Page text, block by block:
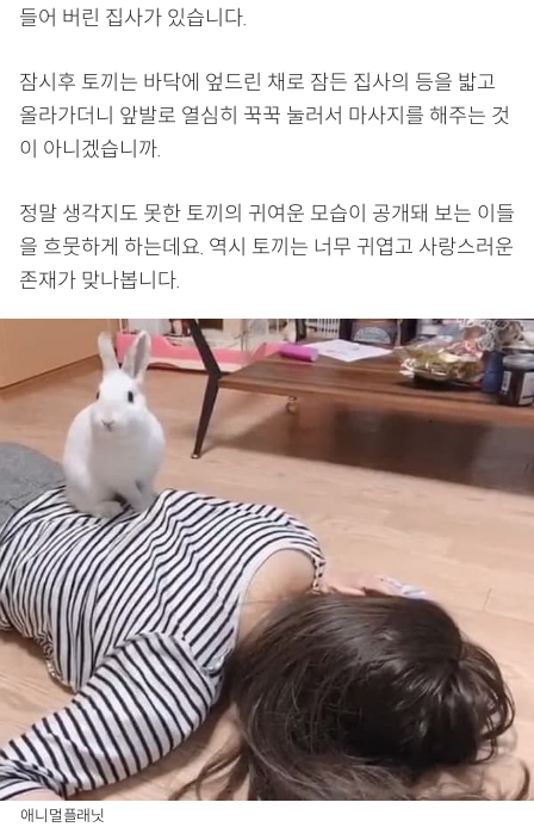
들어 버린 집사가 있습니다.
잠시후 토끼는 바닥에 엎드린 채로 잠든 집사의 등을 밟고
올라가더니 앞발로 열심히 꾹꾹 눌러서 마사지를 해주는 것
이 아니겠습니까.
정말 생각지도 못한 토끼의 귀여운 모습이 공개돼 보는 이들
을 흐뭇하게 하는데요. 역시 토끼는 너무 귀엽고 사랑스러운
존재가 맞나봅니다.
애니멀플래닛